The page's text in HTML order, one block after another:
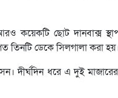
কয়েকটি ছোট দানবাক্স
তিনটি ডেকে সিলগালা করা
দীর্ঘদিন ধরে এ দুই